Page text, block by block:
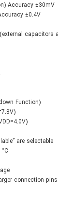
Accuracy ±30mV
±0.4V
capacitors
Function)
are selectable
connection